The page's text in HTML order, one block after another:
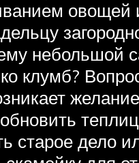
овощей
небольшой
клумб?
старое дело